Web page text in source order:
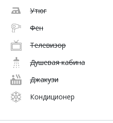
Утюг
Фен
Телевизор
Душевая кабина
Джакузи
Кондиционер